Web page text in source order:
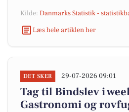
Kilde: Danmarks Statistik -
Læs hele artiklen her
DET SKER 29-07-2026 09:01
Tag til Bindslev i
Gastronomi og